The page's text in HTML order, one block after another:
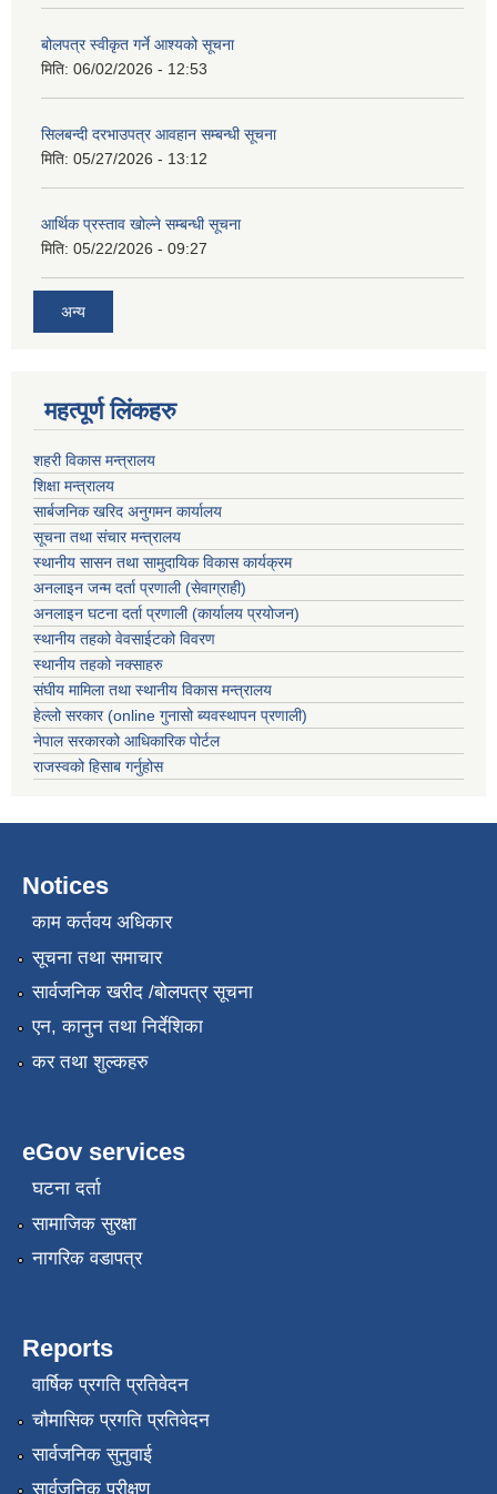
बोलपत्र स्वीकृत गर्ने आश्यको सूचना
मिति: 06/02/2026 - 12:53
सिलबन्दी दरभाउपत्र आवहान सम्बन्धी सूचना
मिति: 05/27/2026 - 13:12
आर्थिक प्रस्ताव खोल्ने सम्बन्धी सूचना
मिति: 05/22/2026 - 09:27
अन्य
महत्पूर्ण लिंकहरु
शहरी विकास मन्त्रालय
शिक्षा मन्त्रालय
सार्बजनिक खरिद अनुगमन कार्यालय
सूचना तथा संचार मन्त्रालय
स्थानीय सासन तथा सामुदायिक विकास कार्यक्रम
अनलाइन जन्म दर्ता प्रणाली (सेवाग्राही)
अनलाइन घटना दर्ता प्रणाली (कार्यालय प्रयोजन)
स्थानीय तहको वेवसाईटको विवरण
स्थानीय तहको नक्साहरु
संघीय मामिला तथा स्थानीय विकास मन्त्रालय
हेल्लो सरकार (online गुनासो ब्यवस्थापन प्रणाली)
नेपाल सरकारको आधिकारिक पोर्टल
राजस्वको हिसाब गर्नुहोस
Notices
काम कर्तवय अधिकार
सूचना तथा समाचार
सार्वजनिक खरीद /बोलपत्र सूचना
एन, कानुन तथा निर्देशिका
कर तथा शुल्कहरु
eGov services
घटना दर्ता
सामाजिक सुरक्षा
नागरिक वडापत्र
Reports
वार्षिक प्रगति प्रतिवेदन
चौमासिक प्रगति प्रतिवेदन
सार्वजनिक सुनुवाई
सार्वजनिक परीक्षण